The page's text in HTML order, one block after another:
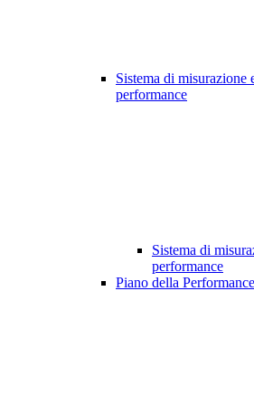
Sistema di misurazione
performance
Sistema di
performance
Piano della Performance